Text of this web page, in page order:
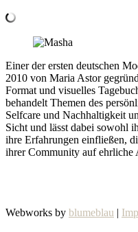
Einer der ersten deutschen
2010 von Maria Astor
Format und visuelles
behandelt Themen des
Selfcare und Nachhaltigkeit
Sicht und lässt dabei sowohl
ihre Erfahrungen einfließen,
ihrer Community auf ehrliche
Webworks by blumeblau |